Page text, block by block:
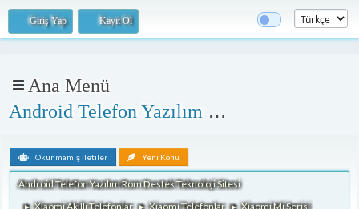
Giriş Yap Kayıt Ol
Ana Menü
Android Telefon Yazılım Rom Destek Teknoloji Sitesi
Okunmamış İletiler Yeni Konu
Android Telefon Yazılım Rom Destek Teknoloji Sitesi
► Xiaomi Akıllı Telefonlar ► Xiaomi Telefonlar ► Xiaomi Mi Serisi